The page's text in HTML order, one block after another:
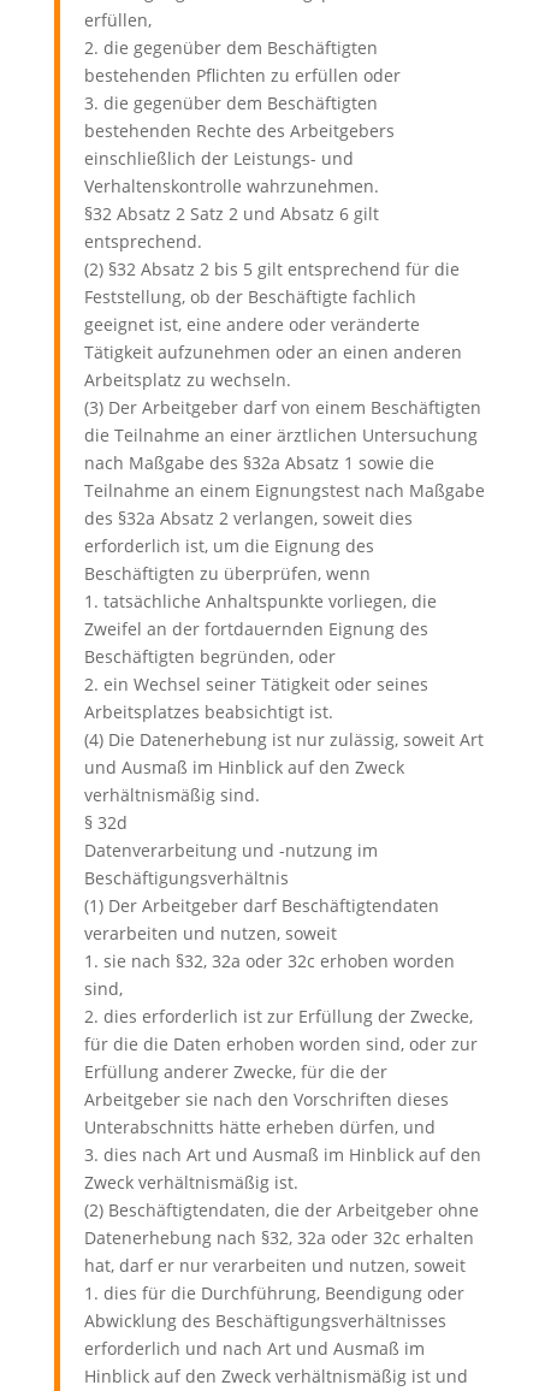
erfüllen,
2. die gegenüber dem Beschäftigten
bestehenden Pflichten zu erfüllen oder
3. die gegenüber dem Beschäftigten
bestehenden Rechte des Arbeitgebers
einschließlich der Leistungs- und
Verhaltenskontrolle wahrzunehmen.
§32 Absatz 2 Satz 2 und Absatz 6 gilt
entsprechend.
(2) §32 Absatz 2 bis 5 gilt entsprechend für die
Feststellung, ob der Beschäftigte fachlich
geeignet ist, eine andere oder veränderte
Tätigkeit aufzunehmen oder an einen anderen
Arbeitsplatz zu wechseln.
(3) Der Arbeitgeber darf von einem Beschäftigten
die Teilnahme an einer ärztlichen Untersuchung
nach Maßgabe des §32a Absatz 1 sowie die
Teilnahme an einem Eignungstest nach Maßgabe
des §32a Absatz 2 verlangen, soweit dies
erforderlich ist, um die Eignung des
Beschäftigten zu überprüfen, wenn
1. tatsächliche Anhaltspunkte vorliegen, die
Zweifel an der fortdauernden Eignung des
Beschäftigten begründen, oder
2. ein Wechsel seiner Tätigkeit oder seines
Arbeitsplatzes beabsichtigt ist.
(4) Die Datenerhebung ist nur zulässig, soweit Art
und Ausmaß im Hinblick auf den Zweck
verhältnismäßig sind.
§ 32d
Datenverarbeitung und -nutzung im
Beschäftigungsverhältnis
(1) Der Arbeitgeber darf Beschäftigtendaten
verarbeiten und nutzen, soweit
1. sie nach §32, 32a oder 32c erhoben worden
sind,
2. dies erforderlich ist zur Erfüllung der Zwecke,
für die die Daten erhoben worden sind, oder zur
Erfüllung anderer Zwecke, für die der
Arbeitgeber sie nach den Vorschriften dieses
Unterabschnitts hätte erheben dürfen, und
3. dies nach Art und Ausmaß im Hinblick auf den
Zweck verhältnismäßig ist.
(2) Beschäftigtendaten, die der Arbeitgeber ohne
Datenerhebung nach §32, 32a oder 32c erhalten
hat, darf er nur verarbeiten und nutzen, soweit
1. dies für die Durchführung, Beendigung oder
Abwicklung des Beschäftigungsverhältnisses
erforderlich und nach Art und Ausmaß im
Hinblick auf den Zweck verhältnismäßig ist und